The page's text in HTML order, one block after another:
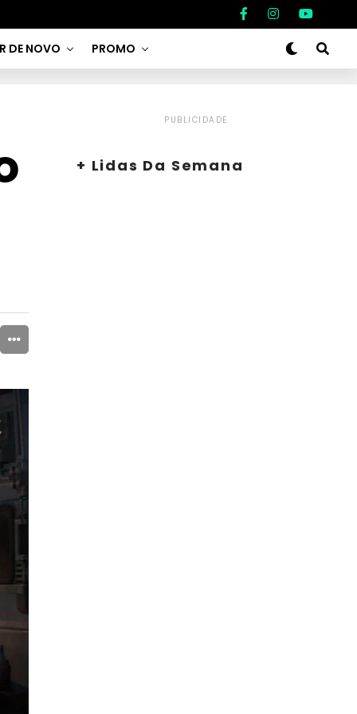
DE NOVO PROMO
PUBLICIDADE
+ Lidas Da Semana